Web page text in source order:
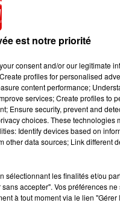
est notre priorité
consent and/or our legitimate
profiles for personalised
content performance;
services; Create profiles to
Ensure security, prevent and
choices. These technologies
Identify devices based on
data sources; Link different
sélectionnant les finalités et/ou
accepter". Vos préférences
à tout moment via le lien